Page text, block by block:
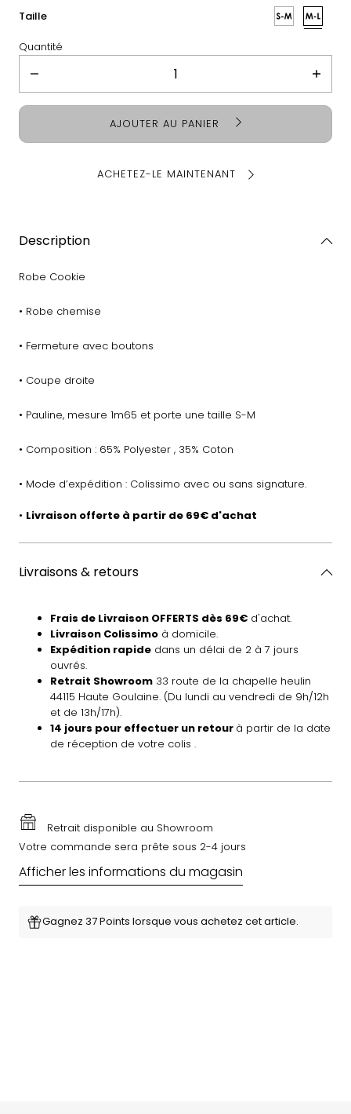
Taille:
L
Quantité
la
Robe
la
Robe
AJOUTER AU PANIER
ACHETEZ-LE MAINTENANT
Description
Robe Cookie
• Robe chemise
• Fermeture avec boutons
• Coupe droite
• Pauline, mesure 1m65 et porte une taille S-M
• Composition : 65% Polyester , 35% Coton
• Mode d’expédition : Colissimo avec ou sans signature.
• Livraison offerte à partir de 69€ d'achat
Livraisons & retours
Frais de Livraison OFFERTS dès 69€ d'achat.
Livraison Colissimo à domicile.
Expédition rapide dans un délai de 2 à 7 jours
ouvrés.
Retrait Showroom 33 route de la chapelle heulin
44115 Haute Goulaine. (Du lundi au vendredi de 9h/12h
et de 13h/17h).
14 jours pour effectuer un retour à partir de la date
de réception de votre colis .
Retrait disponible au Showroom
Votre commande sera prête sous 2-4 jours
Afficher les informations du magasin
Gagnez 37 Points lorsque vous achetez cet article.